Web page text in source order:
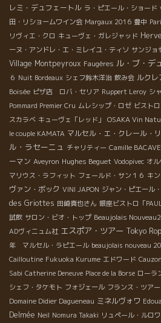
レミ・デュフェートル ラ・ピエール・ショード
田・リショームワイン会 Margaux 2016 豊中
リヴィエ・クロ キューヴェ・ガレジャッド
ーヌ・アンドレ・エ・ミレイユ・ティソ サンジョ
Village Montpeyroux Faugères ル・ブ・デ
６ Nuit Bordeaux シェフ鈴木洋治 飲み会 ルクレ
Boisée ピザ店 ロバ・セリア Ruppert Leroy シ
Pommard Premier Cru ムレシップ・ロゼ ビスト
スカラベ キューヴェ「レッド」 OSAKA Vin
le couple KAMATA マルセル・エ・クレール・
ル・ラセーニュ チャリティー Camille BACAVE
ーマン Aveyron Hughes Beguet Vodopivec オ
マリウス・ラフィット フェールド・サン１６ キ
ヴァン・ボック VINI JAPON ジャン・ピエール
des Griottes 田崎真也さん 銀座ビストロ「
試飲 サロン・ビオ・トップ Beaujolais
ADヴィニュム社 エスポア・ツアー Tokyo
年 マルセル・ラピエール beaujolais nouveau
Cailloutine Fukuoka Kurume エドワード Cauzon
Sabi Catherine Deneuve Place de la Borse ローラ
シェフ・タケモト フォジェール フランス・ツアー
Domaine Didier Dagueneau ミネルヴォワ
Delmée Neil Nomura Takaki リュペール・ルロワ